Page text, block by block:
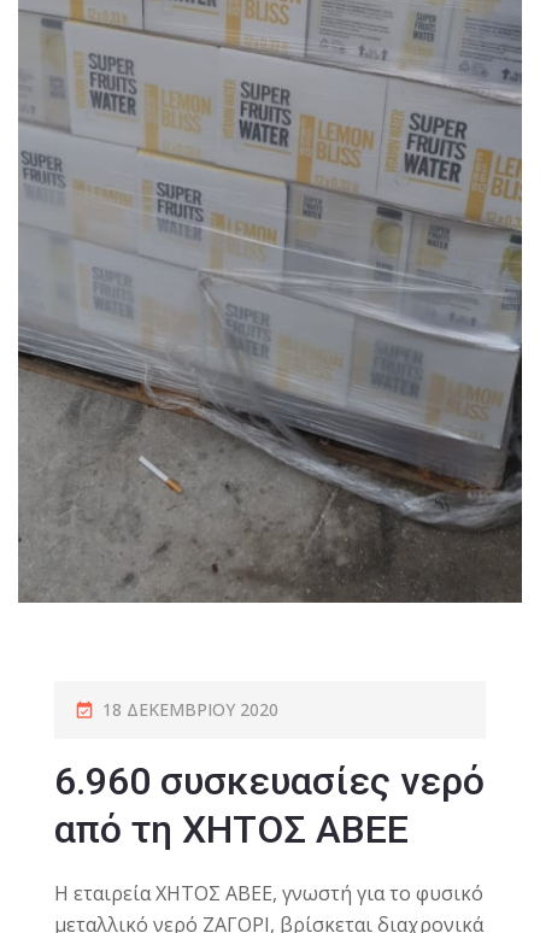
18 ΔΕΚΕΜΒΡΊΟΥ 2020
6.960 συσκευασίες νερό
από τη ΧΗΤΟΣ ΑΒΕΕ
Η εταιρεία ΧΗΤΟΣ ΑΒΕΕ, γνωστή για το φυσικό
μεταλλικό νερό ΖΑΓΟΡΙ, βρίσκεται διαχρονικά